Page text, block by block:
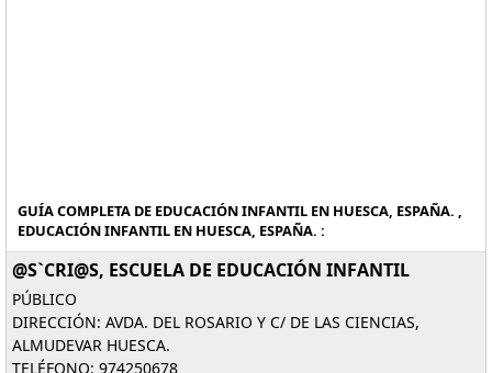
GUÍA COMPLETA DE EDUCACIÓN INFANTIL EN HUESCA, ESPAÑA. ,
EDUCACIÓN INFANTIL EN HUESCA, ESPAÑA. :
@S`CRI@S, ESCUELA DE EDUCACIÓN INFANTIL
PÚBLICO
DIRECCIÓN: AVDA. DEL ROSARIO Y C/ DE LAS CIENCIAS,
ALMUDEVAR HUESCA.
TELÉFONO: 974250678